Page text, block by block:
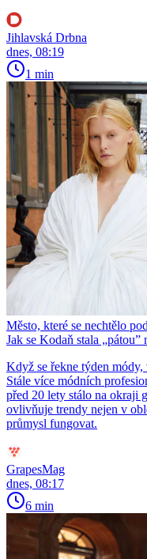
Jihlavská Drbna
dnes, 08:19
1 min
Město, které se nechtělo
Jak se Kodaň stala
Když se řekne týden
Stále více módních
před 20 lety stálo na okraji
ovlivňuje trendy nejen v
průmysl fungovat.
GrapesMag
dnes, 08:17
6 min